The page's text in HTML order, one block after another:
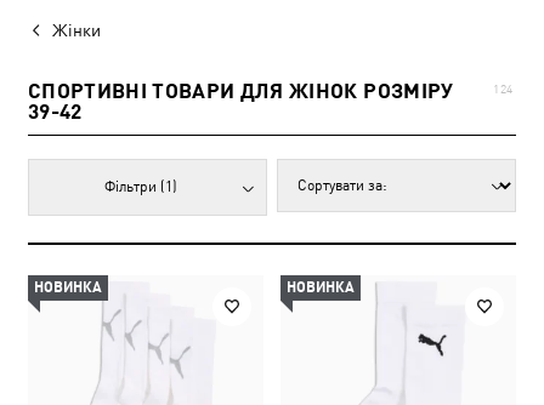
Жінки
СПОРТИВНІ ТОВАРИ ДЛЯ ЖІНОК РОЗМІРУ
39-42
124
Фільтри (1)
НОВИНКА НОВИНКА